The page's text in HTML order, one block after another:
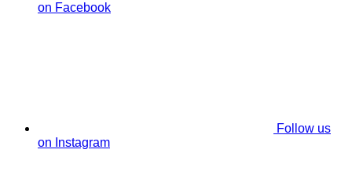
on Facebook
Follow us
on Instagram